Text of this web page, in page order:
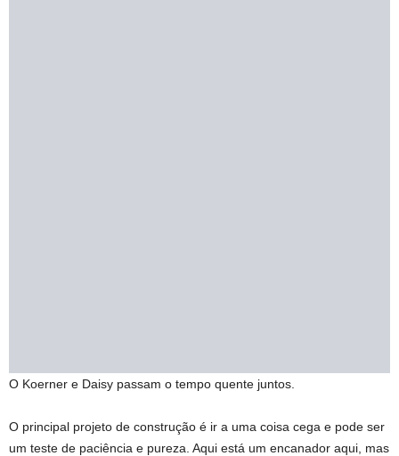
O Koerner e Daisy passam o tempo quente juntos.
O principal projeto de construção é ir a uma coisa cega e pode ser
um teste de paciência e pureza. Aqui está um encanador aqui, mas